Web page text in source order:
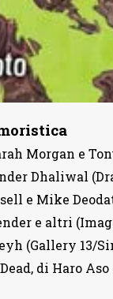
Morgan e
Dhaliwal
e Mike
e altri
(Gallery 13/
di Haro